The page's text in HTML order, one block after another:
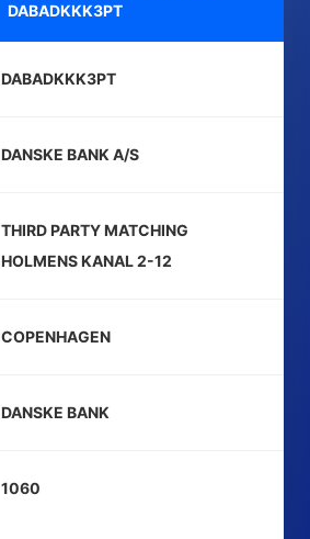
DABADKKK3PT
DABADKKK3PT
DANSKE BANK A/S
THIRD PARTY MATCHING
HOLMENS KANAL 2-12
COPENHAGEN
DANSKE BANK
1060